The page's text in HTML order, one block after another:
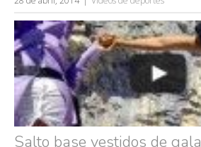
volver a nacer
accidentes
wtf
rusos
caídas
fails
Salto base vestidos de gala